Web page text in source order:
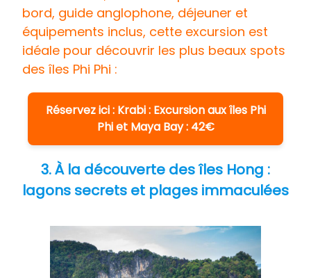
bord, guide anglophone, déjeuner et
équipements inclus, cette excursion est
idéale pour découvrir les plus beaux spots
des îles Phi Phi :
Réservez ici : Krabi : Excursion aux îles Phi
Phi et Maya Bay : 42€
3. À la découverte des îles Hong :
lagons secrets et plages immaculées